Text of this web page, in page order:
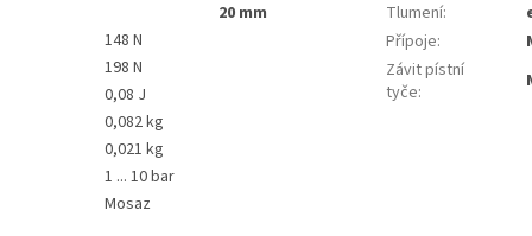
20 mm
148 N
198 N
0,08 J
0,082 kg
0,021 kg
1 ... 10 bar
Mosaz
Tlumení:
Přípoje:
Závit pístní
tyče: